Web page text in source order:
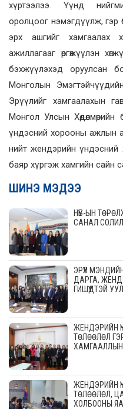
хүртээлээ. Үүнд
оролцоог нэмэгдүүлж, гэр
эрх ашгийг хамгаалах
ажиллагааг өргөжүүлэн
бэхжүүлэхэд оруулсан
Монголын
Эрүүлийг хамгаалахын
Монгол Улсын
үндэсний хорооны ажлын
нийт жендэрийн үндэсний
баяр хүргэж хамгийн сайн
ШИНЭ МЭДЭЭ
НҮБ-ЫН
САНАЛ
ЭРҮҮЛ
ДАРГА,
ГИШҮҮДТЭЙ
ЖЕНДЭРИЙН
ТӨЛӨӨЛӨЛ
ЖЕНДЭРИЙН
ТӨЛӨӨЛӨЛ,
ХОЛБООНЫ